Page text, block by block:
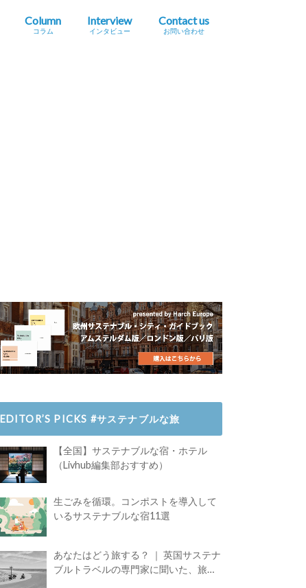
Column
コラム
Interview
インタビュー
Contact us
お問い合わせ
EDITOR’S PICKS #サステナブルな旅
【全国】サステナブルな宿・ホテル
（Livhub編集部おすすめ）
生ごみを循環。コンポストを導入して
いるサステナブルな宿11選
あなたはどう旅する？ ｜ 英国サステナ
ブルトラベルの専門家に聞いた、旅の